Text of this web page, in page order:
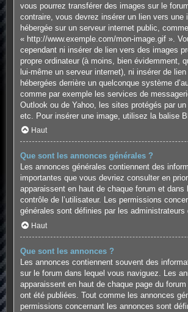
vous pourrez transférer des images sur le
contraire, vous devrez insérer un lien vers une
hébergée sur un serveur internet public,
« http://www.exemple.com/mon-image.gif ».
cependant ni insérer de lien vers des images
propre ordinateur (à moins, bien évidemment,
lui-même un serveur internet), ni insérer de
hébergées derrière un quelconque système
comme par exemple les services de
Outlook ou de Yahoo, les sites protégés par un
etc. Pour insérer une image, utilisez la balise
Haut
Que sont les annonces générales ?
Les annonces générales contiennent des
importantes que vous devriez consulter en
apparaissent en haut de chaque forum et dans
contrôle de l’utilisateur. Les permissions
générales sont définies par les administrateurs
Haut
Que sont les annonces ?
Les annonces contiennent souvent des
sur le forum dans lequel vous naviguez. Les
apparaissent en haut de chaque page du
ont été publiées. Tout comme les annonces
permissions concernant les annonces sont